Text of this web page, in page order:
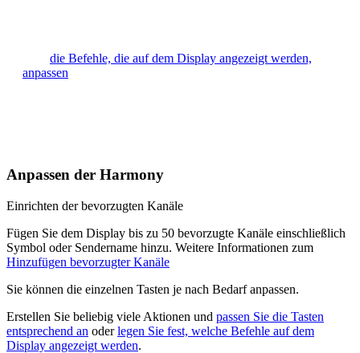
die Befehle, die auf dem Display angezeigt werden,
anpassen
Anpassen der Harmony
Einrichten der bevorzugten Kanäle
Fügen Sie dem Display bis zu 50 bevorzugte Kanäle einschließlich
Symbol oder Sendername hinzu. Weitere Informationen zum
Hinzufügen bevorzugter Kanäle
Sie können die einzelnen Tasten je nach Bedarf anpassen.
Erstellen Sie beliebig viele Aktionen und passen Sie die Tasten
entsprechend an oderlegen Sie fest, welche Befehle auf dem
Display angezeigt werden.